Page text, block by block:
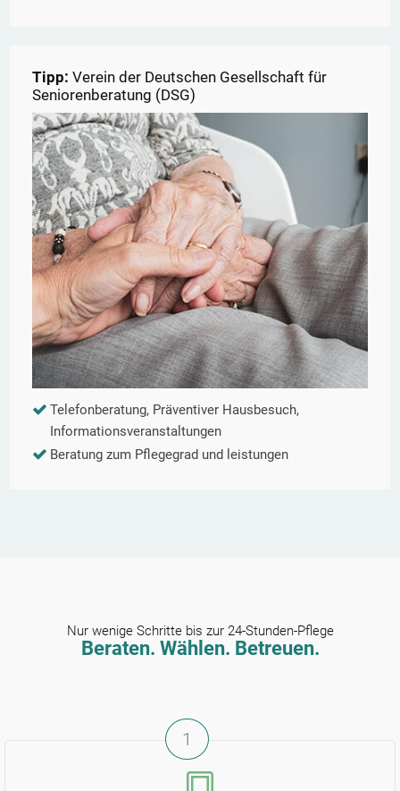
Tipp: Verein der Deutschen Gesellschaft für
Seniorenberatung (DSG)
Telefonberatung, Präventiver Hausbesuch,
Informationsveranstaltungen
Beratung zum Pflegegrad und leistungen
Nur wenige Schritte bis zur 24-Stunden-Pflege
Beraten. Wählen. Betreuen.
1